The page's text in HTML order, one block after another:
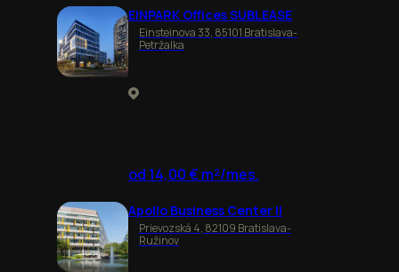
EINPARK Offices SUBLEASE
Einsteinova 33, 85101 Bratislava-
Petržalka
od 14,00 € m²/mes.
Apollo Business Center II
Prievozská 4, 82109 Bratislava-
Ružinov